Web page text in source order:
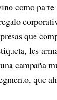
como
que
les
campaña
que